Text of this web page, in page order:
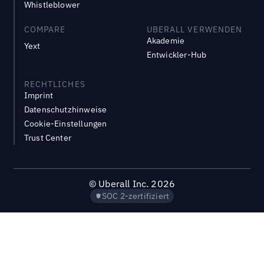
Whistleblower
COMPARE
Yext
UBERALL VERWENDEN
Akademie
Entwickler-Hub
RECHTLICHES
Imprint
Datenschutzhinweise
Cookie-Einstellungen
Trust Center
© Uberall Inc. 2026
SOC 2-zertifiziert